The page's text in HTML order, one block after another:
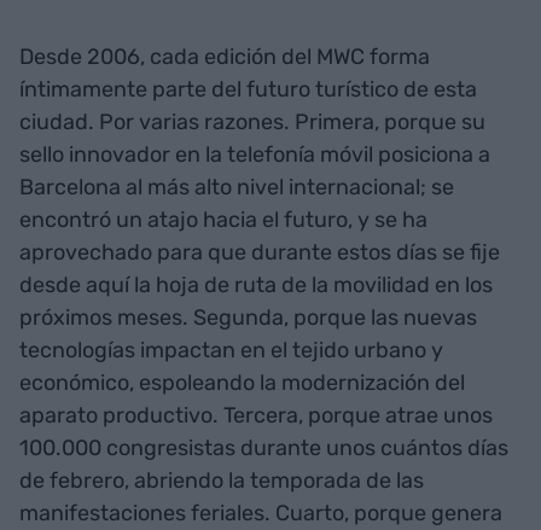
Desde 2006, cada edición del MWC forma
íntimamente parte del futuro turístico de esta
ciudad. Por varias razones. Primera, porque su
sello innovador en la telefonía móvil posiciona a
Barcelona al más alto nivel internacional; se
encontró un atajo hacia el futuro, y se ha
aprovechado para que durante estos días se fije
desde aquí la hoja de ruta de la movilidad en los
próximos meses. Segunda, porque las nuevas
tecnologías impactan en el tejido urbano y
económico, espoleando la modernización del
aparato productivo. Tercera, porque atrae unos
100.000 congresistas durante unos cuántos días
de febrero, abriendo la temporada de las
manifestaciones feriales. Cuarto, porque genera